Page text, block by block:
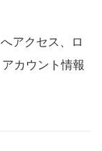
アクセス、ロ
カウント情報